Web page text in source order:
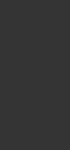
の違い